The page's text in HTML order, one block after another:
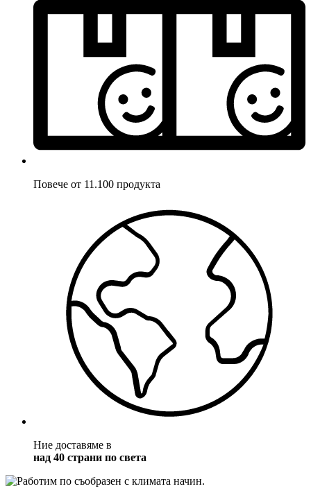
Повече от 11.100 продукта
Ние доставяме в
над 40 страни по света